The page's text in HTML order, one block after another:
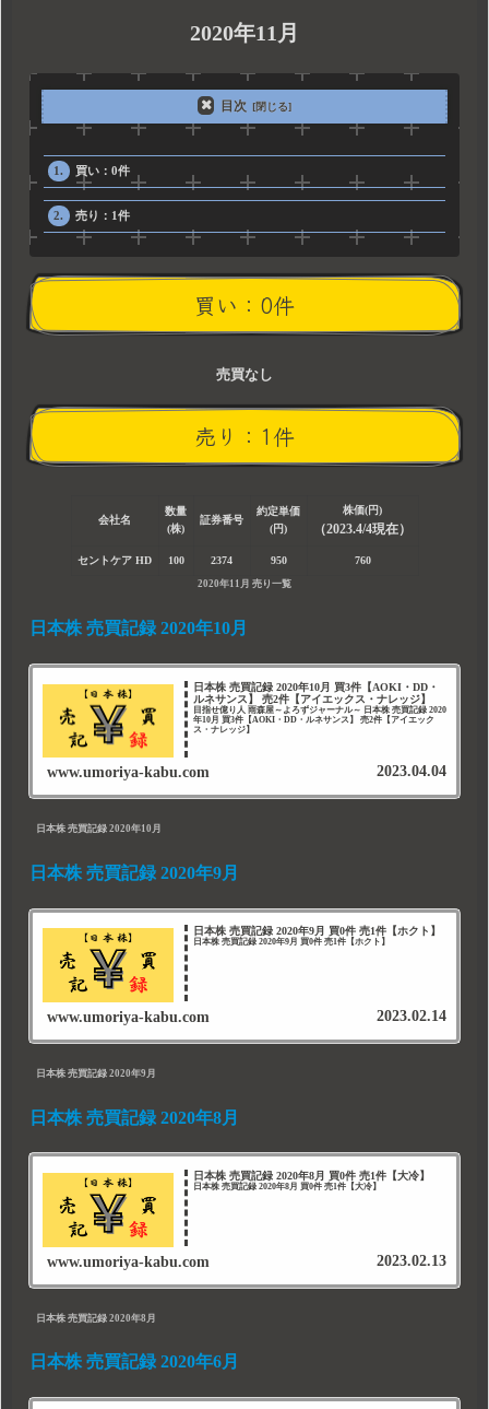
2020年11月
目次
買い：0件
売り：1件
買い：0件
売買なし
売り：1件
会社名
数量
(株)
証券番号
約定単価
(円)
株価(円)
（2023.4/4現在）
セントケア HD 100 2374 950 760
2020年11月 売り一覧
日本株 売買記録 2020年10月
日本株 売買記録 2020年10月 買3件【AOKI・DD・
ルネサンス】 売2件【アイエックス・ナレッジ】
目指せ億り人 雨森屋～よろずジャーナル～ 日本株 売買記録 2020
年10月 買3件【AOKI・DD・ルネサンス】 売2件【アイエック
ス・ナレッジ】
www.umoriya-kabu.com 2023.04.04
日本株 売買記録 2020年10月
日本株 売買記録 2020年9月
日本株 売買記録 2020年9月 買0件 売1件【ホクト】
日本株 売買記録 2020年9月 買0件 売1件【ホクト】
www.umoriya-kabu.com 2023.02.14
日本株 売買記録 2020年9月
日本株 売買記録 2020年8月
日本株 売買記録 2020年8月 買0件 売1件【大冷】
日本株 売買記録 2020年8月 買0件 売1件【大冷】
www.umoriya-kabu.com 2023.02.13
日本株 売買記録 2020年8月
日本株 売買記録 2020年6月